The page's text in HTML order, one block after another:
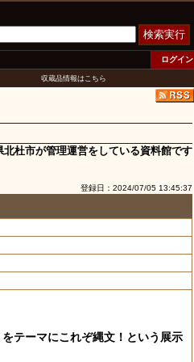
検索実行
ログイン
収蔵品情報はこちら
北杜市が管理運営をしている資料館です
登録日：2024/07/05 13:45:37
テーマにこれぞ縄文！という展示